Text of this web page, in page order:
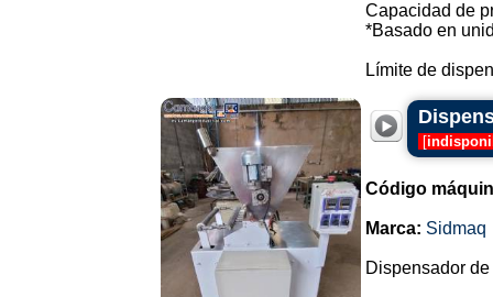
Capacidad de
*Basado en
Límite de
[
Código
Marca: Sidmaq
Dispensador